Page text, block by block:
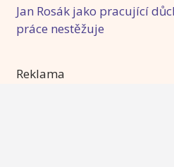
Jan Rosák jako pracující
práce nestěžuje
Reklama